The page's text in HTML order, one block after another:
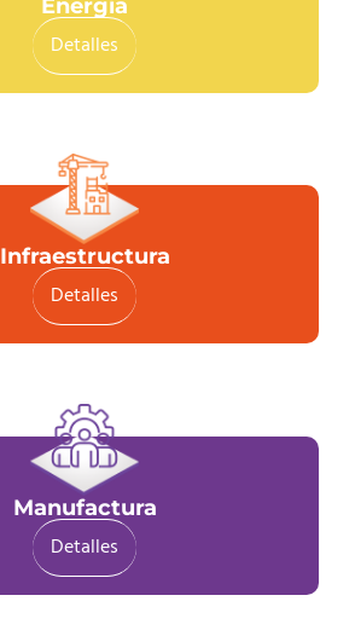
Energía
Detalles
Infraestructura
Detalles
Manufactura
Detalles